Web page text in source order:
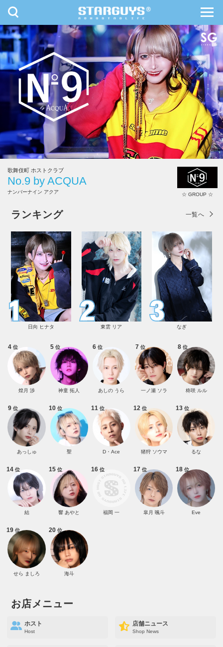
九州・沖縄 北海道・東北
toggle
navigation
歌舞伎町 ホストクラブ
No.9 by ACQUA
ナンバーナイン アクア ☆ GROUP ☆
ランキング 一覧へ
日向 ヒナタ 東雲 リア なぎ
4 位
煌月 渉
5 位
神童 拓人
6 位
あしの うら
7 位
一ノ瀬 ソラ
8位
柊咲 ルル
9 位
あっしゅ
10位
聖
11 位
D・Ace
12 位
猪狩 ソウマ
13 位
るな
14位
結
15位
響 あやと
16位
福岡 一
17 位
皐月 颯斗
18 位
Eve
19位
せら ましろ
20位
海斗
お店メニュー
ホスト
Host
店舗ニュース
Shop News